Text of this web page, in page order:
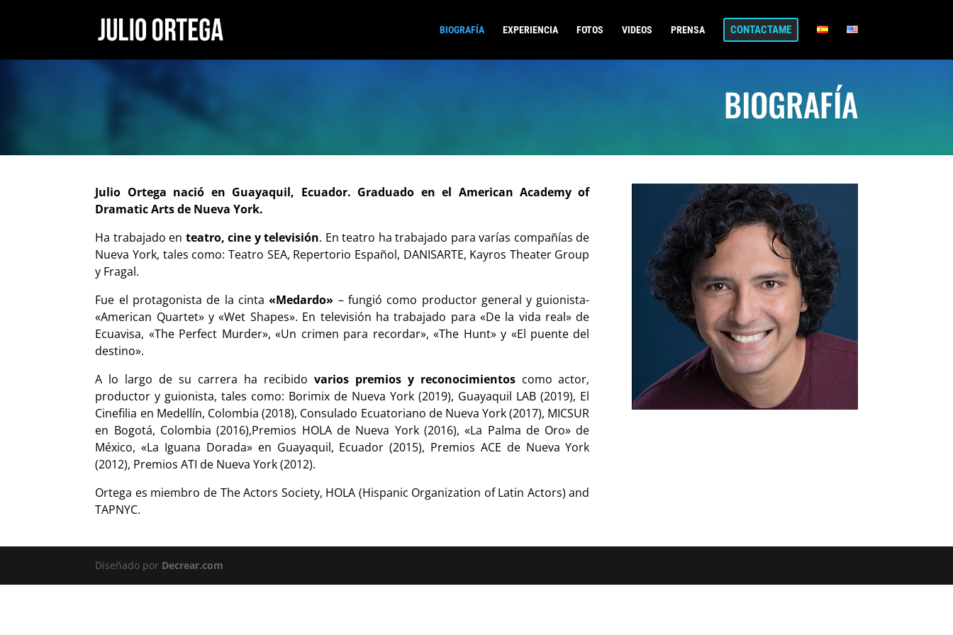
BIOGRAFÍA EXPERIENCIA FOTOS VIDEOS PRENSA CONTACTAME
BIOGRAFÍA
Julio Ortega nació en Guayaquil, Ecuador. Graduado en el American Academy of
Dramatic Arts de Nueva York.
Ha trabajado en teatro, cine y televisión. En teatro ha trabajado para varías compañías de
Nueva York, tales como: Teatro SEA, Repertorio Español, DANISARTE, Kayros Theater Group
y Fragal.
Fue el protagonista de la cinta«Medardo» – fungió como productor general y guionista-
«American Quartet» y «Wet Shapes». En televisión ha trabajado para «De la vida real» de
Ecuavisa, «The Perfect Murder», «Un crimen para recordar», «The Hunt» y «El puente del
destino».
A lo largo de su carrera ha recibido varios premios y reconocimientoscomo actor,
productor y guionista, tales como: Borimix de Nueva York (2019), Guayaquil LAB (2019), El
Cinefilia en Medellín, Colombia (2018), Consulado Ecuatoriano de Nueva York (2017), MICSUR
en Bogotá, Colombia (2016),Premios HOLA de Nueva York (2016), «La Palma de Oro» de
México, «La Iguana Dorada» en Guayaquil, Ecuador (2015), Premios ACE de Nueva York
(2012), Premios ATI de Nueva York (2012).
Ortega es miembro de The Actors Society, HOLA (Hispanic Organization of Latin Actors) and
TAPNYC.
Diseñado por Decrear.com